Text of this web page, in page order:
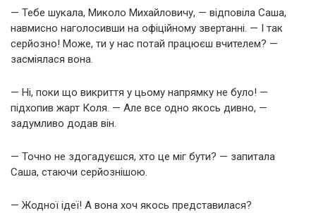
— Тебе шукала, Миколо Михайловичу, — відповіла Саша,
навмисно наголосивши на офіційному звертанні. — І так
серйозно! Може, ти у нас потай працюєш вчителем? —
засміялася вона.
— Ні, поки що викриття у цьому напрямку не було! —
підхопив жарт Коля. — Але все одно якось дивно, —
задумливо додав він.
— Точно не здогадуєшся, хто це міг бути? — запитала
Саша, стаючи серйознішою.
— Жодної ідеї! А вона хоч якось представилася?